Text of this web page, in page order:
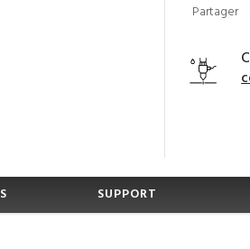
Partager
SUPPORT